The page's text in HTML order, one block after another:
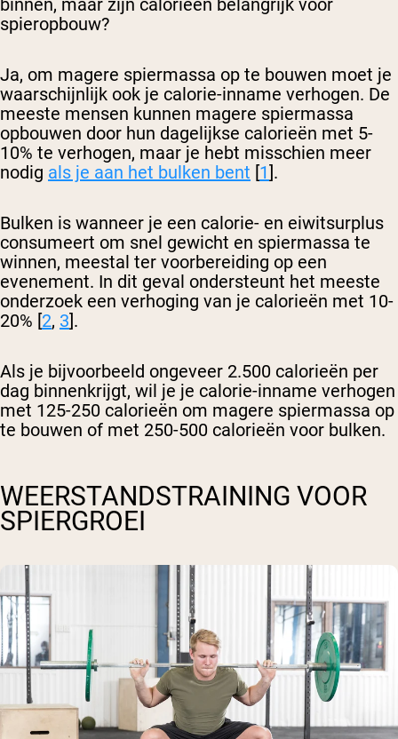
binnen, maar zijn calorieën belangrijk voor
spieropbouw?
Ja, om magere spiermassa op te bouwen moet je
waarschijnlijk ook je calorie-inname verhogen. De
meeste mensen kunnen magere spiermassa
opbouwen door hun dagelijkse calorieën met 5-
10% te verhogen, maar je hebt misschien meer
nodig als je aan het bulken bent [1].
Bulken is wanneer je een calorie- en eiwitsurplus
consumeert om snel gewicht en spiermassa te
winnen, meestal ter voorbereiding op een
evenement. In dit geval ondersteunt het meeste
onderzoek een verhoging van je calorieën met 10-
20% [2, 3].
Als je bijvoorbeeld ongeveer 2.500 calorieën per
dag binnenkrijgt, wil je je calorie-inname verhogen
met 125-250 calorieën om magere spiermassa op
te bouwen of met 250-500 calorieën voor bulken.
WEERSTANDSTRAINING VOOR
SPIERGROEI